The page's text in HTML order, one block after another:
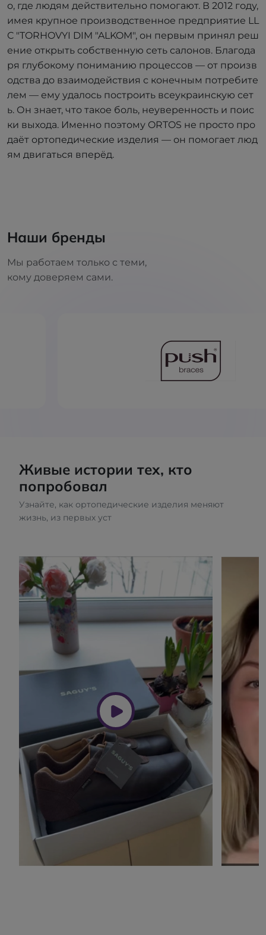
о, где людям действительно помогают. В 2012 году,
имея крупное производственное предприятие LL
C "TORHOVYI DIM "ALKOM", он первым принял реш
ение открыть собственную сеть салонов. Благода
ря глубокому пониманию процессов — от произв
одства до взаимодействия с конечным потребите
лем — ему удалось построить всеукраинскую сет
ь. Он знает, что такое боль, неуверенность и поис
ки выхода. Именно поэтому ORTOS не просто про
даёт ортопедические изделия — он помогает люд
ям двигаться вперёд.
Наши бренды
Мы работаем только с теми,
кому доверяем сами.
Живые истории тех, кто
попробовал
Узнайте, как ортопедические изделия меняют
жизнь, из первых уст